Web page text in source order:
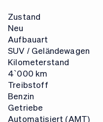
Zustand
Neu
Aufbauart
SUV / Geländewagen
Kilometerstand
4`000 km
Treibstoff
Benzin
Getriebe
Automatisiert (AMT)